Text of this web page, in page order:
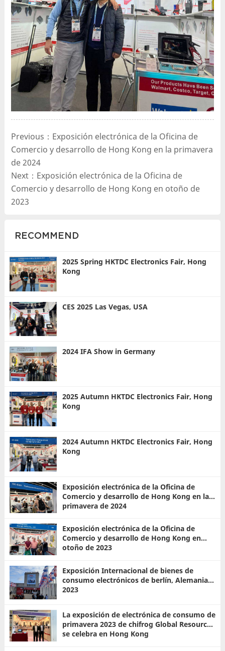
Previous：Exposición electrónica de la Oficina de
Comercio y desarrollo de Hong Kong en la primavera
de 2024
Next：Exposición electrónica de la Oficina de
Comercio y desarrollo de Hong Kong en otoño de
2023
RECOMMEND
2025 Spring HKTDC Electronics Fair, Hong
Kong
CES 2025 Las Vegas, USA
2024 IFA Show in Germany
2025 Autumn HKTDC Electronics Fair, Hong
Kong
2024 Autumn HKTDC Electronics Fair, Hong
Kong
Exposición electrónica de la Oficina de
Comercio y desarrollo de Hong Kong en la
primavera de 2024
Exposición electrónica de la Oficina de
Comercio y desarrollo de Hong Kong en
otoño de 2023
Exposición Internacional de bienes de
consumo electrónicos de berlín, Alemania
2023
La exposición de electrónica de consumo de
primavera 2023 de chifrog Global Resources
se celebra en Hong Kong